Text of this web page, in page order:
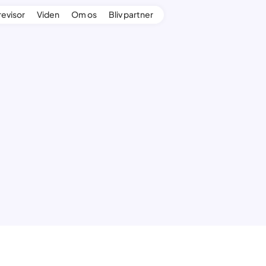
Viden Om os Bliv partner